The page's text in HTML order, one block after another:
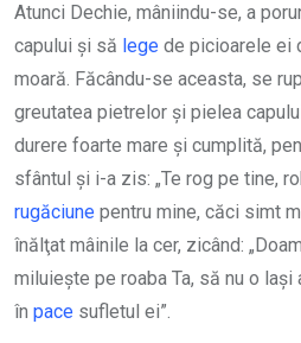
Atunci Dechie, mâniindu-se, a
capului şi să lege de picioarele ei
moară. Făcându-se aceasta, se
greutatea pietrelor şi pielea
durere foarte mare şi cumplită,
sfântul şi i-a zis: „Te rog pe tine,
rugăciune pentru mine, căci simt
înălţat mâinile la cer, zicând:
miluieşte pe roaba Ta, să nu o laşi
în pace sufletul ei”.